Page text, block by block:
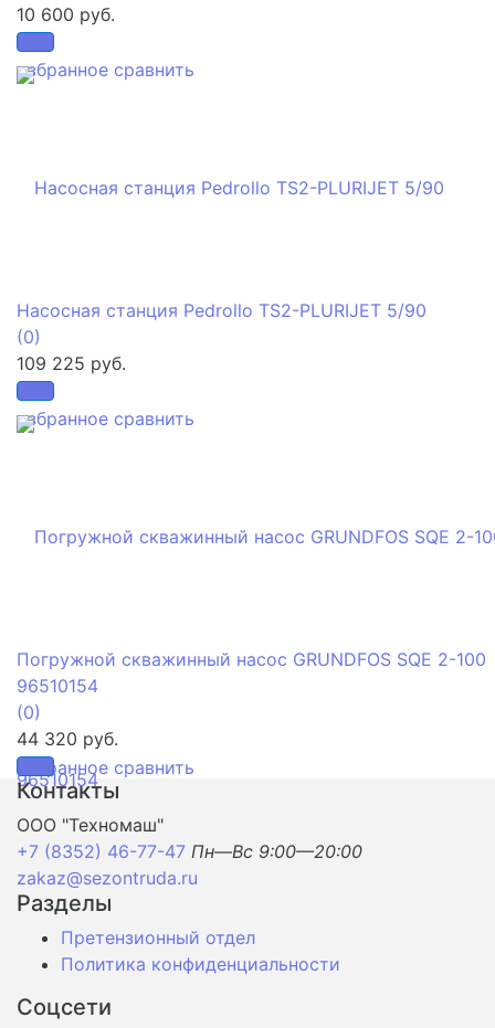
избранное сравнить
10 600 руб.
избранное сравнить
Насосная станция Pedrollo TS2-PLURIJET 5/90
(0)
109 225 руб.
избранное сравнить
Погружной скважинный насос GRUNDFOS SQE 2-100
96510154
(0)
44 320 руб.
Контакты
ООО "Техномаш"
+7 (8352) 46-77-47 Пн—Вс 9:00—20:00
zakaz@sezontruda.ru
Разделы
Претензионный отдел
Политика конфиденциальности
Соцсети